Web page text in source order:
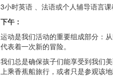
3小时英语 、法语或个人辅导语言课
下午：
运动是我们活动的重要组成部分：
代表着一次新的冒险。
我们总是确保孩子们能享受到我们
上乘香蕉船旅行，或者只是参观该